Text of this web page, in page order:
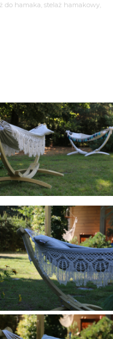
do hamaka, stelaż hamakowy,